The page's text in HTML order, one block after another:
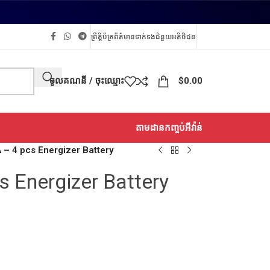
ព្រឹត្តិប័ត្រព័ត៌មានទាក់ទងជំនួយអតិថិជន
ចូលគណនី / ចុះឈ្មោះ $0.00
តាមដានកញ្ចប់អីវ៉ាន់
– 4 pcs Energizer Battery
Energizer Battery